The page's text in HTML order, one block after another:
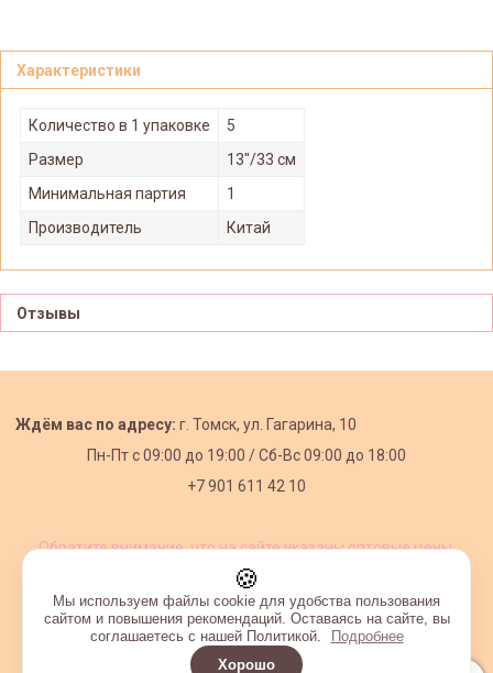
Характеристики
Количество в 1 упаковке
5
Размер
13"/33 см
Минимальная партия
1
Производитель
Китай
Отзывы
Ждём вас по адресу: г. Томск, ул. Гагарина, 10
Пн-Пт с09:00 до 19:00 /Сб-Вс 09:00 до 18:00
+7 901 611 42 10
Обратите внимание, что на сайте указаны оптовые цены,
🍪
Мы используем файлы cookie для удобства пользования
сайтом и повышения рекомендаций. Оставаясь на сайте, вы
соглашаетесь с нашей Политикой.
Подробнее
Хорошо